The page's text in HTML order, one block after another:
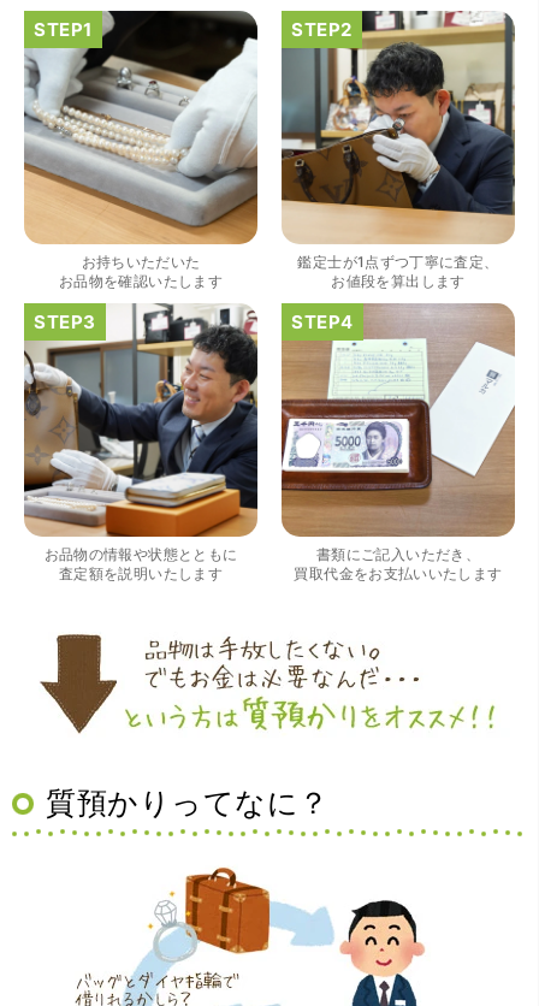
（大阪府大阪市）きれいにして頂いたうえで質入れ金額を
出していただいたのが初めてで感動しました。
（大阪府大阪市）すごく丁寧に対応して頂きました。 ホー
ムページの皆様の評価がとても良かったので、質屋自体初
めての利用でしたが、対応して頂きました担当の方もすご
く良かったです。 これから質屋をご利用される方は是非オ
ススメです。
やすくとても良い時間になりました!!満足出来る買取です。
本当に有難う御座います!!
お持ちいただいた
お品物を確認いたします
鑑定士が1点ずつ丁寧に査定、
お値段を算出します
お品物の情報や状態とともに
査定額を説明いたします
書類にご記入いただき、
買取代金をお支払いいたします
質預かりってなに？